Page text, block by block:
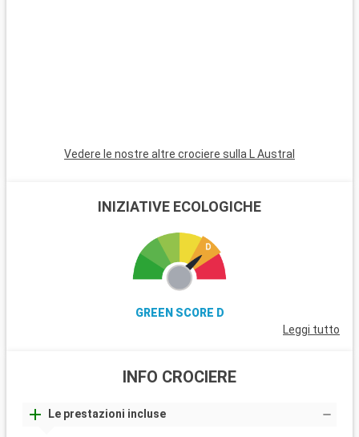
Vedere le nostre altre crociere sulla L Austral
INIZIATIVE ECOLOGICHE
GREEN SCORE D
Leggi tutto
INFO CROCIERE
Le prestazioni incluse